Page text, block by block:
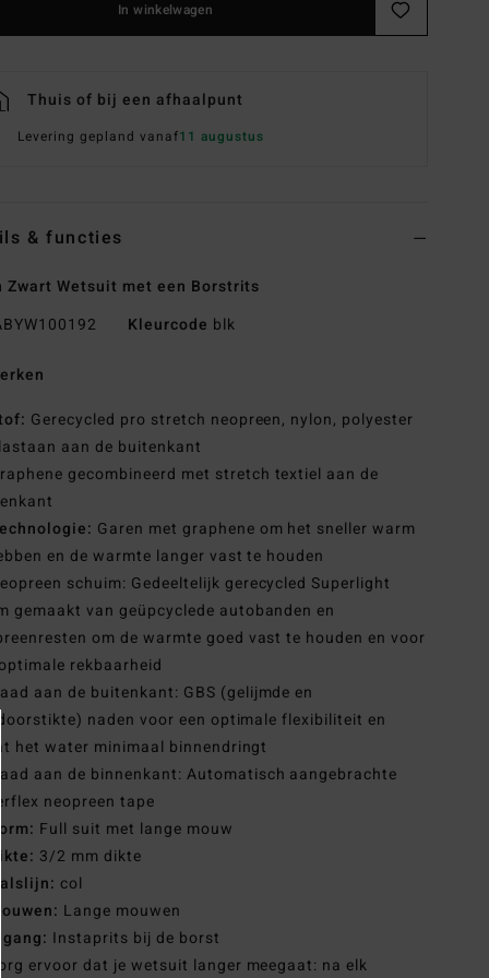
In winkelwagen
Thuis of bij een afhaalpunt
Levering gepland vanaf11 augustus
& functies
Zwart Wetsuit met een Borstrits
Kleurcode blk
Gerecycled pro stretch neopreen, nylon, polyester
aan de buitenkant
gecombineerd met stretch textiel aan de
Garen met graphene om het sneller warm
en de warmte langer vast te houden
schuim: Gedeeltelijk gerecycled Superlight
gemaakt van geüpcyclede autobanden en
om de warmte goed vast te houden en voor
rekbaarheid
aan de buitenkant: GBS (gelijmde en
naden voor een optimale flexibiliteit en
het water minimaal binnendringt
Naad aan de binnenkant: Automatisch aangebrachte
neopreen tape
Vorm: Full suit met lange mouw
Dikte: 3/2 mm dikte
Halslijn: col
Mouwen: Lange mouwen
Ingang: Instaprits bij de borst
Zorg ervoor dat je wetsuit langer meegaat: na elk